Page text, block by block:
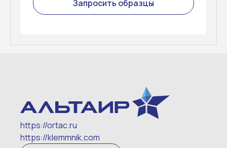
Запросить образцы
https://ortac.ru
https://klemmnik.com